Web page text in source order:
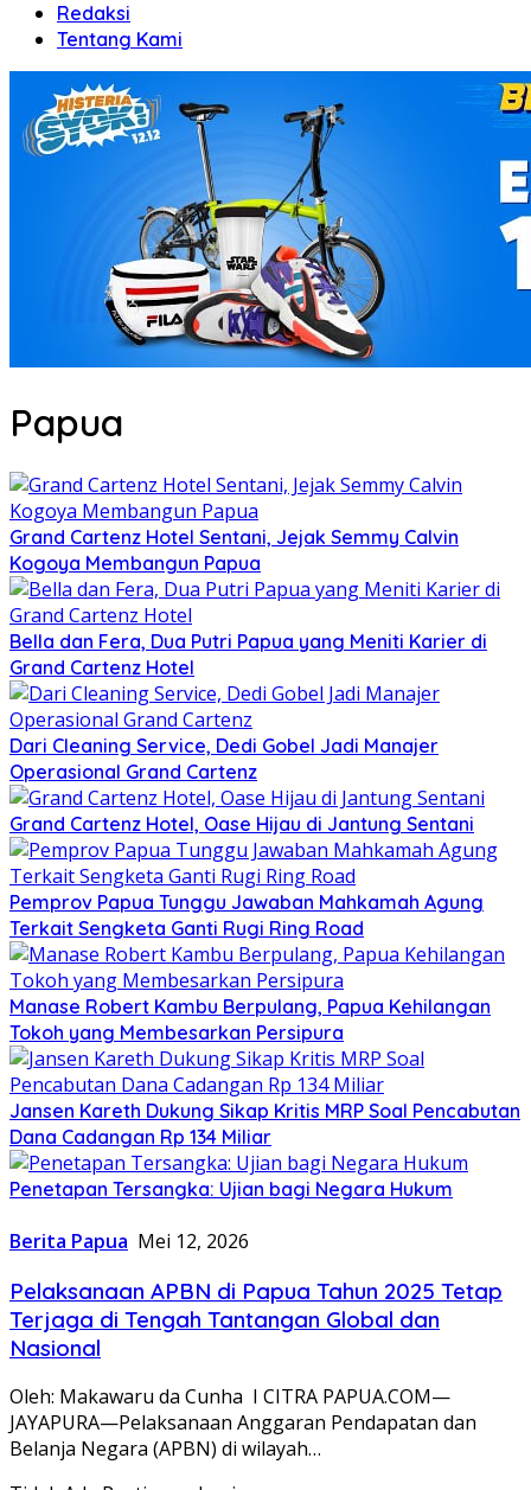
Redaksi
Tentang Kami
Papua
Grand Cartenz Hotel Sentani, Jejak Semmy Calvin
Kogoya Membangun Papua
Bella dan Fera, Dua Putri Papua yang Meniti Karier di
Grand Cartenz Hotel
Dari Cleaning Service, Dedi Gobel Jadi Manajer
Operasional Grand Cartenz
Grand Cartenz Hotel, Oase Hijau di Jantung Sentani
Pemprov Papua Tunggu Jawaban Mahkamah Agung
Terkait Sengketa Ganti Rugi Ring Road
Manase Robert Kambu Berpulang, Papua Kehilangan
Tokoh yang Membesarkan Persipura
Jansen Kareth Dukung Sikap Kritis MRP Soal Pencabutan
Dana Cadangan Rp 134 Miliar
Penetapan Tersangka: Ujian bagi Negara Hukum
Berita Papua Mei 12, 2026
Pelaksanaan APBN di Papua Tahun 2025 Tetap
Terjaga di Tengah Tantangan Global dan
Nasional
Oleh: Makawaru da Cunha I CITRA PAPUA.COM—
JAYAPURA—Pelaksanaan Anggaran Pendapatan dan
Belanja Negara (APBN) di wilayah…